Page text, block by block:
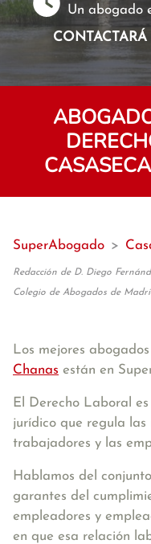
Un abogado
SuperAbogado >
Redacción de D. Diego
Colegio de Abogados de
Los mejores
Chanas están en
El Derecho Laboral
jurídico que regula las
trabajadores y las
Hablamos del
garantes del
empleadores y
en que esa relación